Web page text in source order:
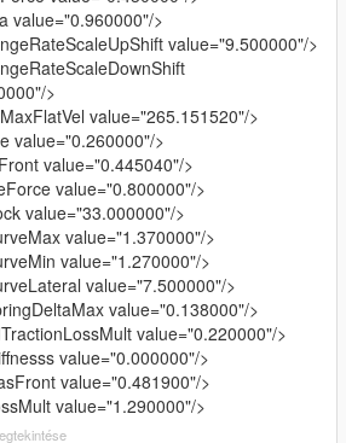
value="0.960000"/>
value="9.500000"/>
>
value="265.151520"/>
value="0.260000"/>
value="0.445040"/>
value="0.800000"/>
value="33.000000"/>
value="1.370000"/>
value="1.270000"/>
value="7.500000"/>
value="0.138000"/>
value="0.220000"/>
value="0.000000"/>
value="0.481900"/>
value="1.290000"/>